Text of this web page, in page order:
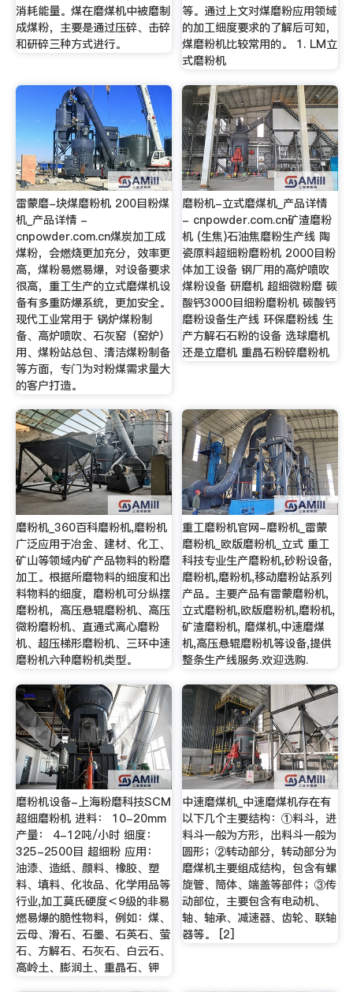
消耗能量。煤在磨煤机中被磨制
成煤粉，主要是通过压碎、击碎
和研碎三种方式进行。
等。通过上文对煤磨粉应用领域
的加工细度要求的了解后可知，
煤磨粉机比较常用的。 1. LM立
式磨粉机
雷蒙磨-块煤磨粉机 200目粉煤
机_产品详情 -
cnpowder.com.cn煤炭加工成
煤粉，会燃烧更加充分，效率更
高，煤粉易燃易爆，对设备要求
很高，重工生产的立式磨煤机设
备有多重防爆系统，更加安全。
现代工业常用于 锅炉煤粉制
备、高炉喷吹、石灰窑（窑炉）
用、煤粉站总包、清洁煤粉制备
等方面，专门为对粉煤需求量大
的客户打造。
磨粉机-立式磨煤机_产品详情
- cnpowder.com.cn矿渣磨粉
机 (生焦)石油焦磨粉生产线 陶
瓷原料超细粉磨粉机 2000目粉
体加工设备 钢厂用的高炉喷吹
煤粉设备 研磨机 超细微粉磨 碳
酸钙3000目细粉磨粉机 碳酸钙
磨粉设备生产线 环保磨粉线 生
产方解石石粉的设备 选球磨机
还是立磨机 重晶石粉碎磨粉机
磨粉机_360百科磨粉机,磨粉机
广泛应用于冶金、建材、化工、
矿山等领域内矿产品物料的粉磨
加工。根据所磨物料的细度和出
料物料的细度，磨粉机可分纵摆
磨粉机，高压悬辊磨粉机、高压
微粉磨粉机、直通式离心磨粉
机、超压梯形磨粉机、三环中速
磨粉机六种磨粉机类型。
重工磨粉机官网-磨粉机_雷蒙
磨粉机_欧版磨粉机_立式 重工
科技专业生产磨粉机,砂粉设备,
磨粉机,磨粉机,移动磨粉站系列
产品。主要产品有雷蒙磨粉机,
立式磨粉机,欧版磨粉机,磨粉机,
矿渣磨粉机, 磨煤机,中速磨煤
机,高压悬辊磨粉机等设备,提供
整条生产线服务.欢迎选购.
磨粉机设备-上海粉磨科技SCM
超细磨粉机 进料： 10-20mm
产量： 4-12吨/小时 细度：
325-2500目 超细粉 应用：
油漆、造纸、颜料、橡胶、塑
料、填料、化妆品、化学用品等
行业,加工莫氏硬度＜9级的非易
燃易爆的脆性物料，例如：煤、
云母、滑石、石墨、石英石、萤
石、方解石、石灰石、白云石、
高岭土、膨润土、重晶石、钾
中速磨煤机_中速磨煤机存在有
以下几个主要结构：①料斗，进
料斗一般为方形，出料斗一般为
圆形；②转动部分，转动部分为
磨煤机主要组成结构，包含有螺
旋管、筒体、端盖等部件；③传
动部位，主要包含有电动机、
轴、轴承、减速器、齿轮、联轴
器等。 [2]